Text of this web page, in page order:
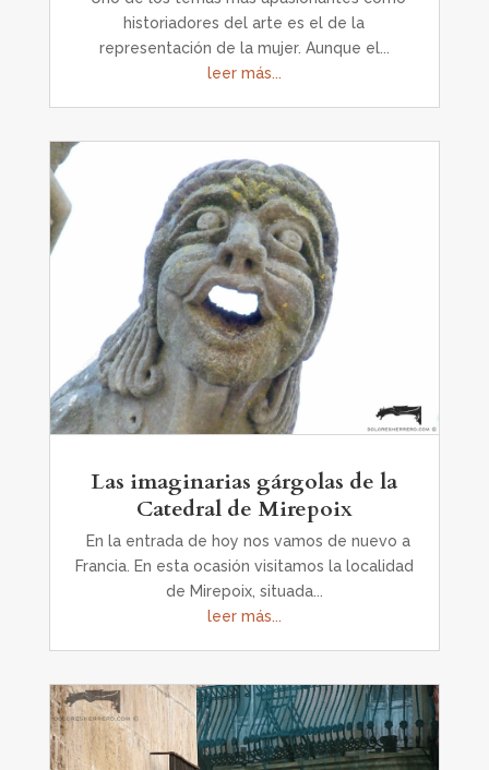
historiadores del arte es el de la
representación de la mujer. Aunque el...
leer más...
Las imaginarias gárgolas de la
Catedral de Mirepoix
En la entrada de hoy nos vamos de nuevo a
Francia. En esta ocasión visitamos la localidad
de Mirepoix, situada...
leer más...